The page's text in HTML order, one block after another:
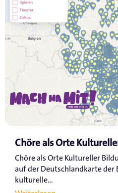
Chöre als Orte
Chöre als Orte Kultureller
auf der Deutschlandkarte der
kulturelle...